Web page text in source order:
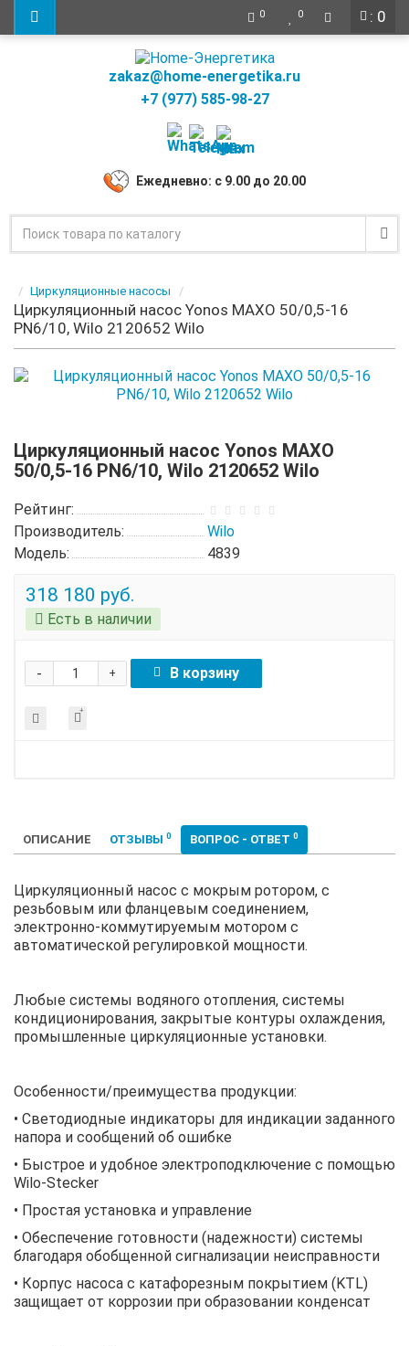
: 0
0 0
zakaz@home-energetika.ru
+7 (977) 585-98-27
Ежедневно: с 9.00 до 20.00
Циркуляционные насосы
Циркуляционный насос Yonos MAXO 50/0,5-16
PN6/10, Wilo 2120652 Wilo
Циркуляционный насос Yonos MAXO
50/0,5-16 PN6/10, Wilo 2120652 Wilo
Рейтинг:
Производитель:
Wilo
Модель:
4839
318 180 руб.
Есть в наличии
+
- В корзину
ОПИСАНИЕ ОТЗЫВЫ 0 ВОПРОС - ОТВЕТ 0
Циркуляционный насос с мокрым ротором, с
резьбовым или фланцевым соединением,
электронно-коммутируемым мотором с
автоматической регулировкой мощности.
Любые системы водяного отопления, системы
кондиционирования, закрытые контуры охлаждения,
промышленные циркуляционные установки.
Особенности/преимущества продукции:
• Светодиодные индикаторы для индикации заданного
напора и сообщений об ошибке
• Быстрое и удобное электроподключение с помощью
Wilo-Stecker
• Простая установка и управление
• Обеспечение готовности (надежности) системы
благодаря обобщенной сигнализации неисправности
• Корпус насоса с катафорезным покрытием (KTL)
защищает от коррозии при образовании конденсат